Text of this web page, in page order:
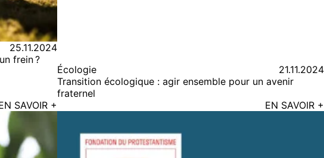
25.11.2024
frein ?
SAVOIR +
Écologie
21.11.2024
Transition écologique : agir ensemble pour un avenir
fraternel
EN SAVOIR +